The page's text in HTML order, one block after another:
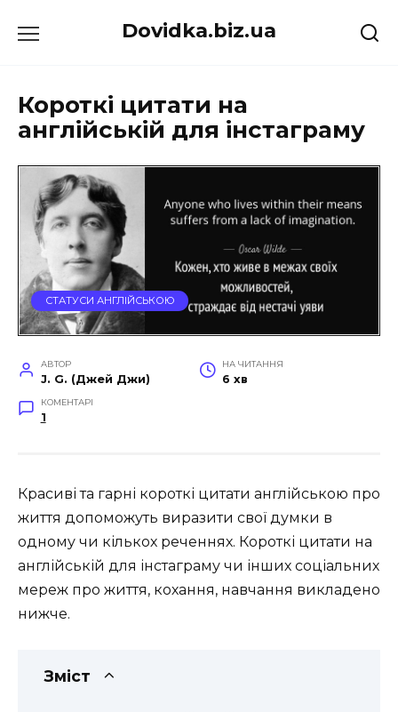
до
Dovidka.biz.ua
Короткі цитати на
англійській для інстаграму
СТАТУСИ АНГЛІЙСЬКОЮ
АВТОР
J. G. (Джей Джи)
НА ЧИТАННЯ
6 хв
КОМЕНТАРІ
1
Красиві та гарні короткі цитати англійською про
життя допоможуть виразити свої думки в
одному чи кількох реченнях. Короткі цитати на
англійській для інстаграму чи інших соціальних
мереж про життя, кохання, навчання викладено
нижче.
Зміст